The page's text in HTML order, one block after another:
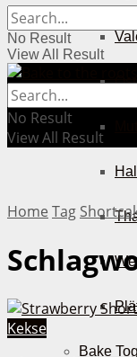
Bake
No Result
View All Result
No Result
View All Result
Home Tag
Kekse